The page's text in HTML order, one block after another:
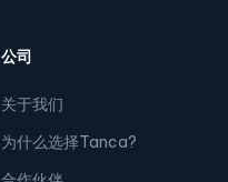
公司
关于我们
为什么选择Tanca?